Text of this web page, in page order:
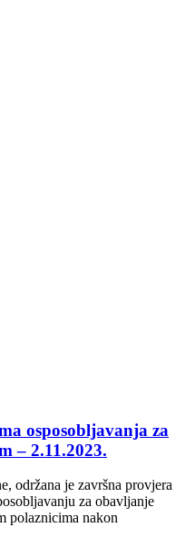
osposobljavanja za
– 2.11.2023.
održana je završna provjera
za obavljanje
polaznicima nakon